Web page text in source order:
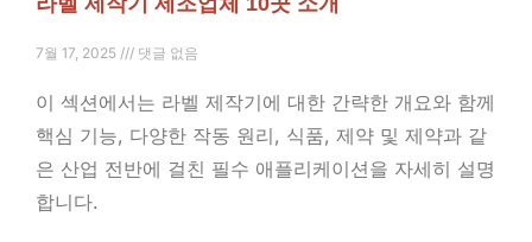
7월 17, 2025 댓글 없음
이 섹션에서는 라벨 제작기에 대한 간략한 개요와 함께
핵심 기능, 다양한 작동 원리, 식품, 제약 및 제약과 같
은 산업 전반에 걸친 필수 애플리케이션을 자세히 설명
합니다.